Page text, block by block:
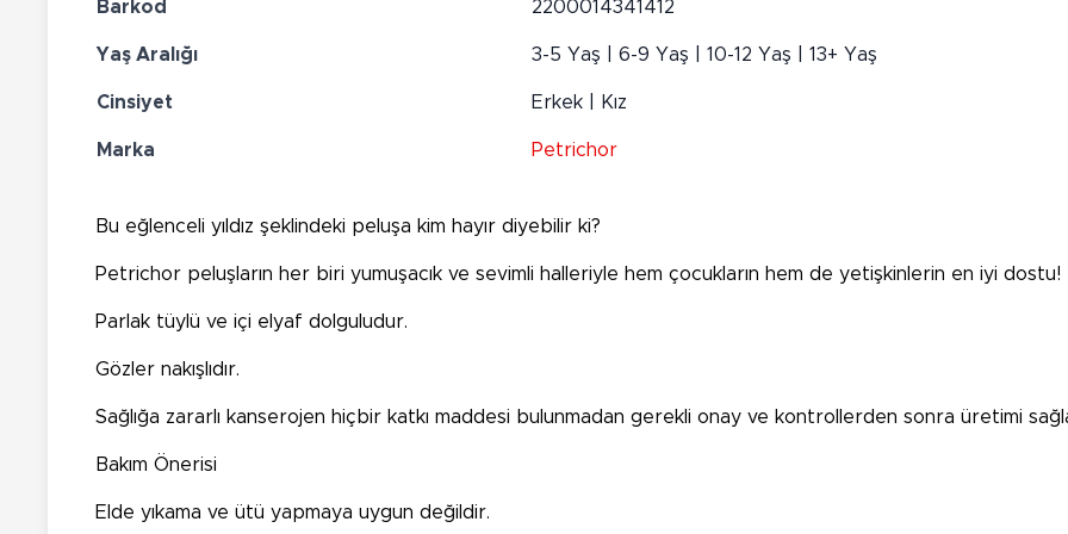
Barkod 2200014341412
Yaş Aralığı 3-5 Yaş | 6-9 Yaş | 10-12 Yaş | 13+ Yaş
Cinsiyet Erkek | Kız
Marka Petrichor
Bu eğlenceli yıldız şeklindeki peluşa kim hayır diyebilir ki?
Petrichor peluşların her biri yumuşacık ve sevimli halleriyle hem çocukların hem de yetişkinlerin en iyi dostu!
Parlak tüylü ve içi elyaf dolguludur.
Gözler nakışlıdır.
Sağlığa zararlı kanserojen hiçbir katkı maddesi bulunmadan gerekli onay ve kontrollerden sonra üretimi
Bakım Önerisi
Elde yıkama ve ütü yapmaya uygun değildir.